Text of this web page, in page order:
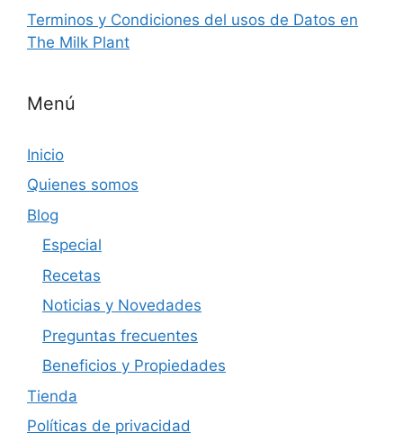
Terminos y Condiciones del usos de Datos en
The Milk Plant
Menú
Inicio
Quienes somos
Blog
Especial
Recetas
Noticias y Novedades
Preguntas frecuentes
Beneficios y Propiedades
Tienda
Políticas de privacidad